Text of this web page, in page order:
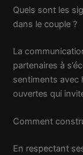
Quels sont les
dans le couple ?
La
partenaires à
sentiments avec
ouvertes qui
Comment
En respectant